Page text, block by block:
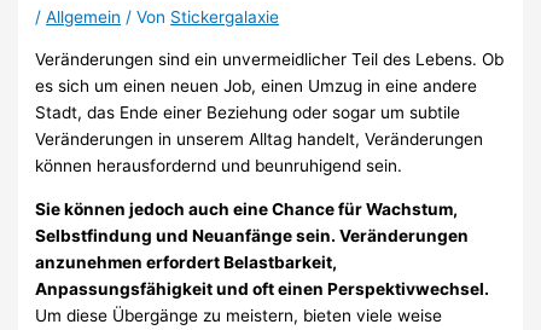
/Allgemein / Von Stickergalaxie
Veränderungen sind ein unvermeidlicher Teil des Lebens. Ob
es sich um einen neuen Job, einen Umzug in eine andere
Stadt, das Ende einer Beziehung oder sogar um subtile
Veränderungen in unserem Alltag handelt, Veränderungen
können herausfordernd und beunruhigend sein.
Sie können jedoch auch eine Chance für Wachstum,
Selbstfindung und Neuanfänge sein. Veränderungen
anzunehmen erfordert Belastbarkeit,
Anpassungsfähigkeit und oft einen Perspektivwechsel.
Um diese Übergänge zu meistern, bieten viele weise